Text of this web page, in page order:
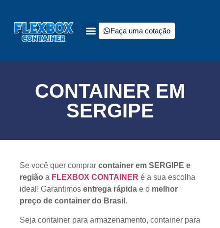
Faça uma cotação
CONTAINER EM
SERGIPE
Se você quer comprar container em SERGIPE e
região a FLEXBOX CONTAINER é a sua escolha
ideal! Garantimos entrega rápida e o melhor
preço de container do Brasil.
Seja container para armazenamento, container para